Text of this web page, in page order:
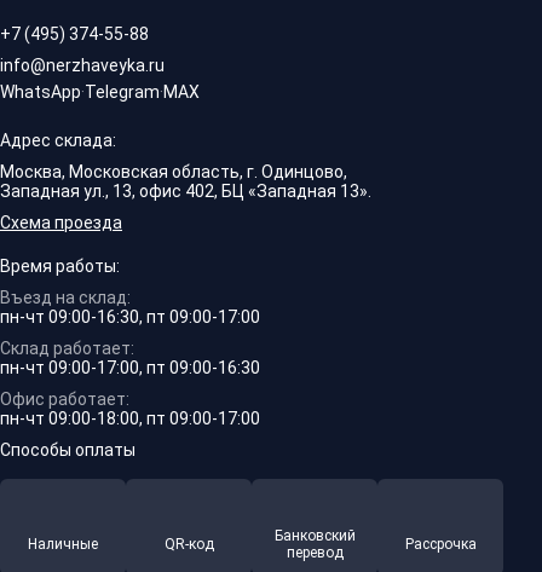
+7 (495) 374-55-88
info@nerzhaveyka.ru
WhatsApp·Telegram·MAX
Адрес склада:
Москва, Московская область, г. Одинцово,
Западная ул., 13, офис 402, БЦ «Западная 13».
Схема проезда
Время работы:
Въезд на склад:
пн-чт 09:00-16:30, пт 09:00-17:00
Склад работает:
пн-чт 09:00-17:00, пт 09:00-16:30
Офис работает:
пн-чт 09:00-18:00, пт 09:00-17:00
Способы оплаты
Наличные QR-код
Банковский
перевод
Рассрочка